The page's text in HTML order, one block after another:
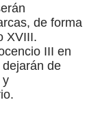
de forma
XVIII.
III en
de
y